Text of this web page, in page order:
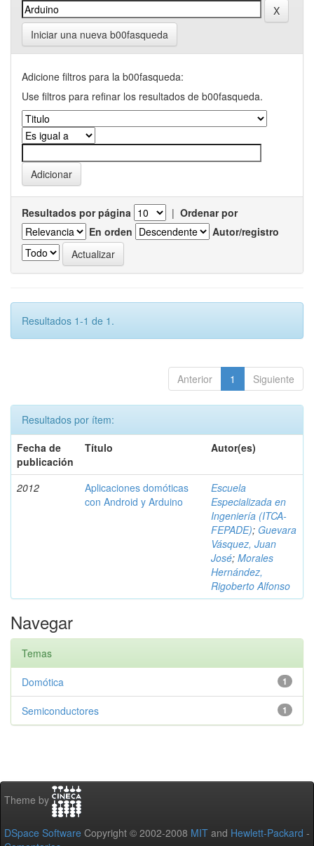
Iniciar una nueva b00fasqueda
Adicione filtros para la b00fasqueda:
Use filtros para refinar los resultados de b00fasqueda.
Resultados por página | Ordenar por
En orden
Autor/registro
Resultados 1-1 de 1.
Anterior 1 Siguiente
Resultados por ítem:
Fecha de
publicación
Título Autor(es)
2012
Aplicaciones domóticas
con Android y Arduino
Escuela
Especializada en
Ingeniería (ITCA-
FEPADE); Guevara
Vásquez, Juan
José; Morales
Hernández,
Rigoberto Alfonso
Navegar
Temas
1
Domótica
1
Semiconductores
Theme by
DSpace Software Copyright © 2002-2008 MIT and Hewlett-Packard -